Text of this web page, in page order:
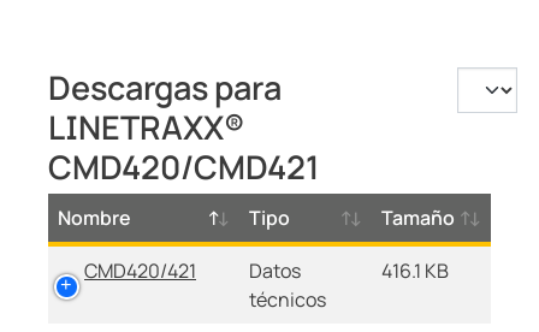
Descargas para
LINETRAXX®
CMD420/CMD421
Nombre Tipo
Tamaño
CMD420/421
Datos
técnicos
416.1 KB